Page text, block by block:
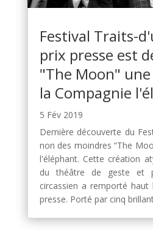
Festival Traits-
prix presse est
"The Moon"
la Compagnie
5 Fév 2019
Dernière découverte du
non des moindres “The
l'éléphant. Cette création
du théâtre de geste et
circassien a remporté
presse. Porté par cinq